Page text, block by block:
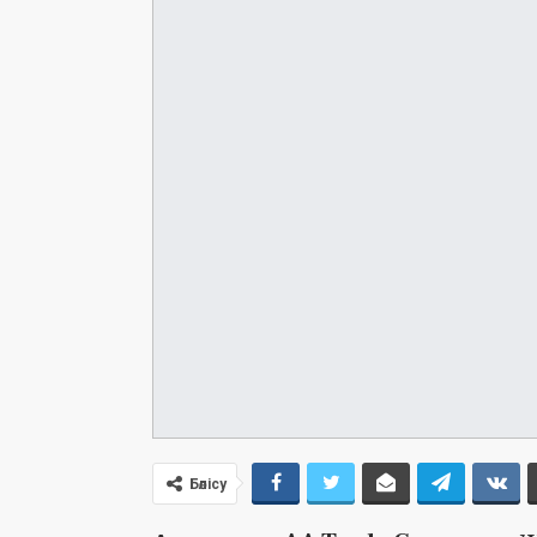
Бөлісу